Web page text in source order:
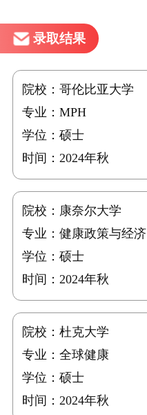
录取结果
院校：哥伦比亚大学
专业：MPH
学位：硕士
时间：2024年秋
院校：康奈尔大学
专业：健康政策与经济
学位：硕士
时间：2024年秋
院校：杜克大学
专业：全球健康
学位：硕士
时间：2024年秋